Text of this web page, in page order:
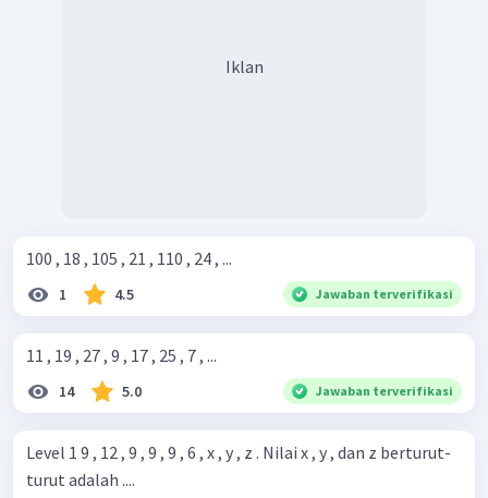
Iklan
100 , 18 , 105 , 21 , 110 , 24 , ...
1 4.5 Jawaban terverifikasi
11 , 19 , 27 , 9 , 17 , 25 , 7 , ...
14 5.0 Jawaban terverifikasi
Level 1 9 , 12 , 9 , 9 , 9 , 6 , x , y , z . Nilai x , y , dan z berturut-
turut adalah ....